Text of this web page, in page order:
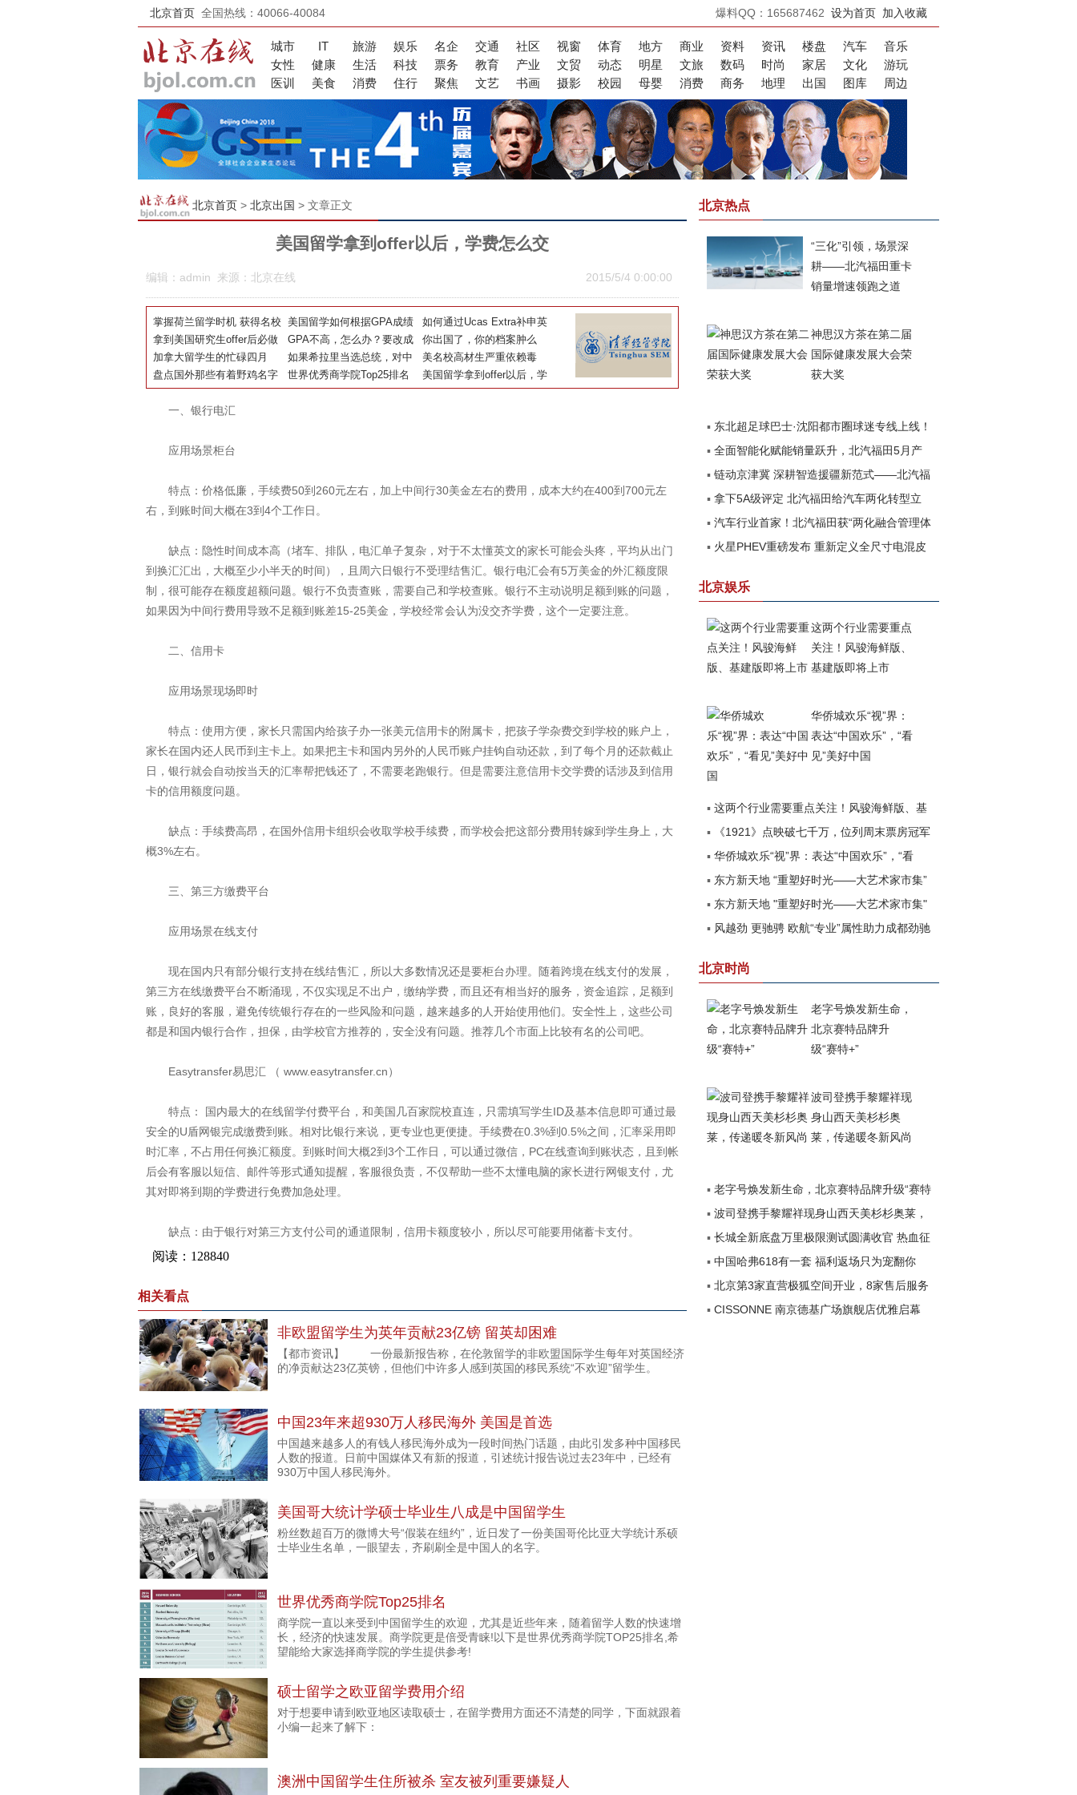
爆料QQ：165687462 设为首页 加入收藏
北京首页 全国热线：40066-40084
城市 IT 旅游 娱乐 名企 交通 社区 视窗 体育 地方 商业 资料 资讯 楼盘 汽车
音乐
女性
健康 生活 科技 票务 教育 产业 文贸 动态 明星 文旅 数码 时尚 家居 文化
游玩
医训
美食 消费 住行 聚焦 文艺 书画 摄影 校园 母婴 消费 商务 地理 出国 图库 周边
北京热点
“三化”引领，场景深
耕——北汽福田重卡
销量增速领跑之道
神思汉方茶在第二届
国际健康发展大会荣
获大奖
▪ 东北超足球巴士·沈阳都市圈球迷专线上线！
北汽福田助力书写文体旅融合新篇章
▪ 全面智能化赋能销量跃升，北汽福田5月产
销再攀高峰
▪ 链动京津冀 深耕智造援疆新范式——北汽福
田以新质生产力赋能边疆高质量发展
▪ 拿下5A级评定 北汽福田给汽车两化转型立
了一把尺
▪ 汽车行业首家！北汽福田获“两化融合管理体
系”与 “数字化转型管理体系”5A级评定
▪ 火星PHEV重磅发布 重新定义全尺寸电混皮
北京娱乐
这两个行业需要重点
关注！风骏海鲜版、
基建版即将上市
华侨城欢乐“视”界：
表达“中国欢乐”，“看
见”美好中国
▪ 这两个行业需要重点关注！风骏海鲜版、基
建版即将上市
▪
《1921》点映破七千万，位列周末票房冠军
▪ 华侨城欢乐“视”界：表达“中国欢乐”，“看
见”美好中国
▪ 东方新天地 “重塑好时光——大艺术家市集”
圆满落幕
▪ 东方新天地 "重塑好时光——大艺术家市集"
第四期已盛大开幕
▪ 风越劲 更驰骋 欧航“专业”属性助力成都劲驰
北京时尚
老字号焕发新生命，
北京赛特品牌升
级“赛特+”
波司登携手黎耀祥现
身山西天美杉杉奥
莱，传递暖冬新风尚
▪ 老字号焕发新生命，北京赛特品牌升级“赛特
+”
▪ 波司登携手黎耀祥现身山西天美杉杉奥莱，
传递暖冬新风尚
▪ 长城全新底盘万里极限测试圆满收官 热血征
途淬炼极致性能
▪ 中国哈弗618有一套 福利返场只为宠翻你
▪ 北京第3家直营极狐空间开业，8家售后服务
覆盖全城
▪ CISSONNE 南京德基广场旗舰店优雅启幕
北京首页> 北京出国 > 文章正文
美国留学拿到offer以后，学费怎么交
2015/5/4 0:00:00
编辑：admin 来源：北京在线
掌握荷兰留学时机 获得名校
录取
美国留学如何根据GPA成绩
择校?
如何通过Ucas Extra补申英
国大学全解析
拿到美国研究生offer后必做
的五件事~~
GPA不高，怎么办？要改成
绩吗？
你出国了，你的档案肿么
办？
加拿大留学生的忙碌四月
如果希拉里当选总统，对中
国留学生有怎样影响？
美名校高材生严重依赖毒
品，校园毒品泛滥的背后
盘点国外那些有着野鸡名字
的王牌大学
世界优秀商学院Top25排名
美国留学拿到offer以后，学
费怎么交
一、银行电汇
应用场景柜台
特点：价格低廉，手续费50到260元左右，加上中间行30美金左右的费用，成本大约在400到700元左
右，到账时间大概在3到4个工作日。
缺点：隐性时间成本高（堵车、排队，电汇单子复杂，对于不太懂英文的家长可能会头疼，平均从出门
到换汇汇出，大概至少小半天的时间），且周六日银行不受理结售汇。银行电汇会有5万美金的外汇额度限
制，很可能存在额度超额问题。银行不负责查账，需要自己和学校查账。银行不主动说明足额到账的问题，
如果因为中间行费用导致不足额到账差15-25美金，学校经常会认为没交齐学费，这个一定要注意。
二、信用卡
应用场景现场即时
特点：使用方便，家长只需国内给孩子办一张美元信用卡的附属卡，把孩子学杂费交到学校的账户上，
家长在国内还人民币到主卡上。如果把主卡和国内另外的人民币账户挂钩自动还款，到了每个月的还款截止
日，银行就会自动按当天的汇率帮把钱还了，不需要老跑银行。但是需要注意信用卡交学费的话涉及到信用
卡的信用额度问题。
缺点：手续费高昂，在国外信用卡组织会收取学校手续费，而学校会把这部分费用转嫁到学生身上，大
概3%左右。
三、第三方缴费平台
应用场景在线支付
现在国内只有部分银行支持在线结售汇，所以大多数情况还是要柜台办理。随着跨境在线支付的发展，
第三方在线缴费平台不断涌现，不仅实现足不出户，缴纳学费，而且还有相当好的服务，资金追踪，足额到
账，良好的客服，避免传统银行存在的一些风险和问题，越来越多的人开始使用他们。安全性上，这些公司
都是和国内银行合作，担保，由学校官方推荐的，安全没有问题。推荐几个市面上比较有名的公司吧。
Easytransfer易思汇 （ www.easytransfer.cn）
特点： 国内最大的在线留学付费平台，和美国几百家院校直连，只需填写学生ID及基本信息即可通过最
安全的U盾网银完成缴费到账。相对比银行来说，更专业也更便捷。手续费在0.3%到0.5%之间，汇率采用即
时汇率，不占用任何换汇额度。到账时间大概2到3个工作日，可以通过微信，PC在线查询到账状态，且到帐
后会有客服以短信、邮件等形式通知提醒，客服很负责，不仅帮助一些不太懂电脑的家长进行网银支付，尤
其对即将到期的学费进行免费加急处理。
缺点：由于银行对第三方支付公司的通道限制，信用卡额度较小，所以尽可能要用储蓄卡支付。
相关看点
非欧盟留学生为英年贡献23亿镑 留英却困难
【都市资讯】 一份最新报告称，在伦敦留学的非欧盟国际学生每年对英国经济
的净贡献达23亿英镑，但他们中许多人感到英国的移民系统“不欢迎”留学生。
中国23年来超930万人移民海外 美国是首选
中国越来越多人的有钱人移民海外成为一段时间热门话题，由此引发多种中国移民
人数的报道。日前中国媒体又有新的报道，引述统计报告说过去23年中，已经有
930万中国人移民海外。
美国哥大统计学硕士毕业生八成是中国留学生
粉丝数超百万的微博大号“假装在纽约”，近日发了一份美国哥伦比亚大学统计系硕
士毕业生名单，一眼望去，齐刷刷全是中国人的名字。
世界优秀商学院Top25排名
商学院一直以来受到中国留学生的欢迎，尤其是近些年来，随着留学人数的快速增
长，经济的快速发展。商学院更是倍受青睐!以下是世界优秀商学院TOP25排名,希
望能给大家选择商学院的学生提供参考!
硕士留学之欧亚留学费用介绍
对于想要申请到欧亚地区读取硕士，在留学费用方面还不清楚的同学，下面就跟着
小编一起来了解下：
澳洲中国留学生住所被杀 室友被列重要嫌疑人